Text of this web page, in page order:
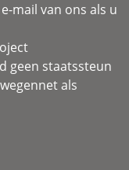
mail van ons als u
geen staatssteun
als